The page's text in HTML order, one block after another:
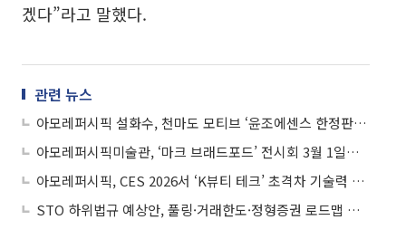
겠다”라고 말했다.
관련 뉴스
아모레퍼시픽 설화수, 천마도 모티브 ‘윤조에센스 한정판’ 선봬
아모레퍼시픽미술관, ‘마크 브래드포드’ 전시회 3월 1일까지 연장
아모레퍼시픽, CES 2026서 ‘K뷰티 테크’ 초격차 기술력 공개
STO 하위법규 예상안, 풀링·거래한도·정형증권 로드맵 제시